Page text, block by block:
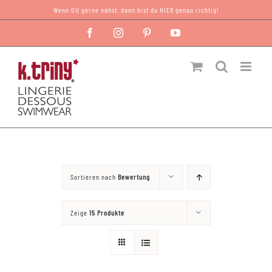
Inhalt
Wenn DU gerne nähst, dann bist du HIER genau richtig!
FacebookInstagramPinterest
Sortieren nach Bewertung
Zeige 15 Produkte